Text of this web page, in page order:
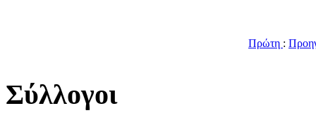
Πρώτη :
Σύλλογοι